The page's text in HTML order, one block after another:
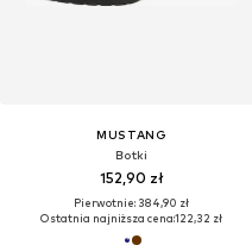
MUSTANG
Botki
152,90 zł
Pierwotnie: 384,90 zł
Ostatnia najniższa cena:122,32 zł